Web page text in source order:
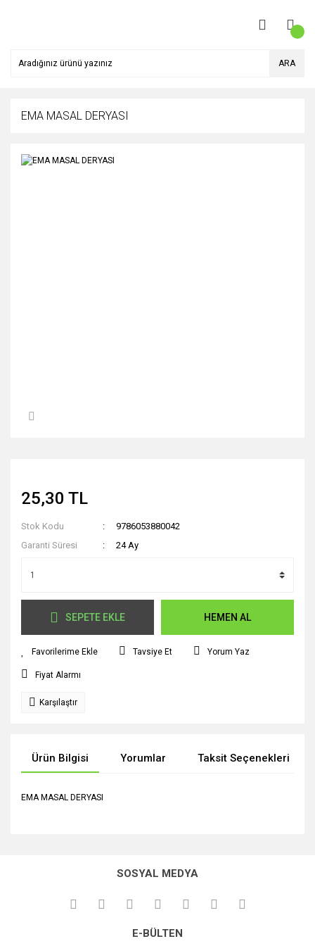
ARA
EMA MASAL DERYASI
25,30 TL
Stok Kodu
9786053880042
Garanti Süresi
24 Ay
SEPETE EKLE HEMEN AL
Tavsiye Et Yorum Yaz
Fiyat Alarmı
Karşılaştır
Ürün Bilgisi Yorumlar Taksit Seçenekleri
EMA MASAL DERYASI
kullanarak tarafımıza iletebilirsiniz.
Görüş ve önerileriniz için teşekkür ederiz.
Ürün açıklamasında eksik bilgiler bulunuyor.
SOSYAL MEDYA
E-BÜLTEN